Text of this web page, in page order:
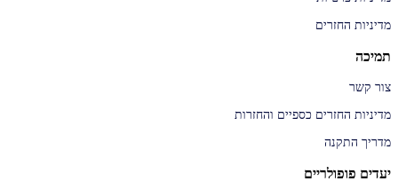
מדיניות החזרים
תמיכה
צור קשר
מדיניות החזרים כספיים והחזרות
מדריך התקנה
יעדים פופולריים